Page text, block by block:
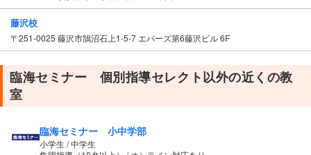
藤沢校
〒251-0025 藤沢市鵠沼石上1-5-7 エバーズ第6藤沢ビル 6F
臨海セミナー 個別指導セレクト以外の近くの教
室
臨海セミナー 小中学部
小学生 / 中学生